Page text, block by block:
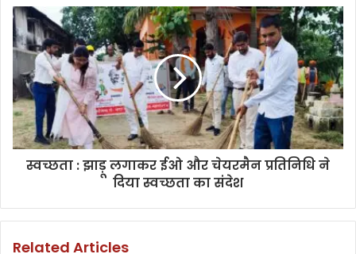
स्वच्छता : झाड़ू लगाकर ईओ और चेयरमैन प्रतिनिधि ने
दिया स्वच्छता का संदेश
Related Articles